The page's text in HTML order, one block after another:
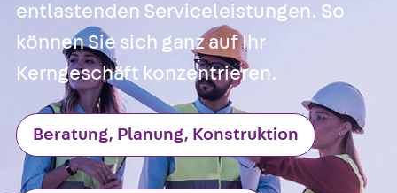
entlastenden Serviceleistungen. So
können Sie sich ganz auf Ihr
Kerngeschäft konzentrieren.
Beratung, Planung, Konstruktion